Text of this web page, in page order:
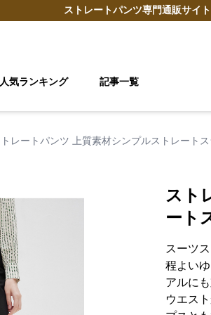
ストレートパンツ専門通販サイト
気ランキング 記事一覧
レートパンツ 上質素材シンプルストレートス
スト
ート
スーツ
程よい
アルに
ウエス